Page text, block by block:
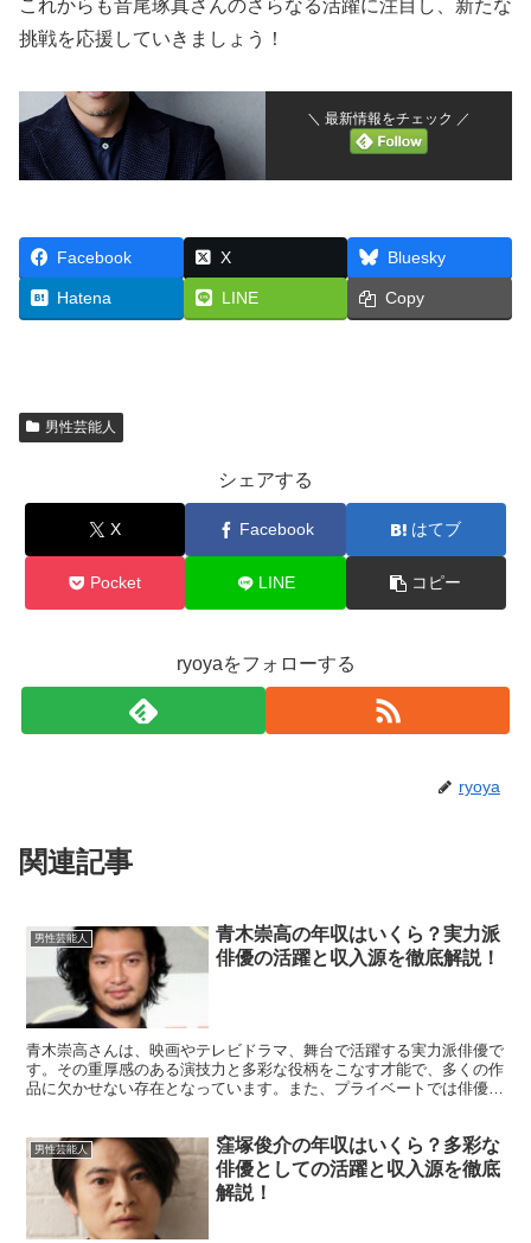
これからも音尾琢真さんのさらなる活躍に注目し、新たな
挑戦を応援していきましょう！
＼ 最新情報をチェック ／
Facebook X Bluesky
Hatena LINE Copy
男性芸能人
シェアする
X Facebook はてブ
Pocket LINE コピー
ryoyaをフォローする
ryoya
関連記事
男性芸能人
青木崇高の年収はいくら？実力派
俳優の活躍と収入源を徹底解説！
青木崇高さんは、映画やテレビドラマ、舞台で活躍する実力派俳優で
す。その重厚感のある演技力と多彩な役柄をこなす才能で、多くの作
品に欠かせない存在となっています。また、プライベートでは俳優・
男性芸能人
窪塚俊介の年収はいくら？多彩な
俳優としての活躍と収入源を徹底
解説！